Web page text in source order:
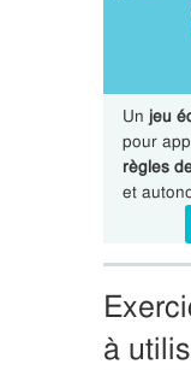
Un jeu
pour
règles
et
à